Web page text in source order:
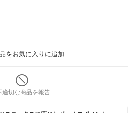
をお気に入りに追加
適切な商品を報告